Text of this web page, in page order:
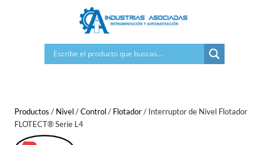
Productos / Nivel/Control/ Flotador/ Interruptor de Nivel Flotador
FLOTECT® Serie L4